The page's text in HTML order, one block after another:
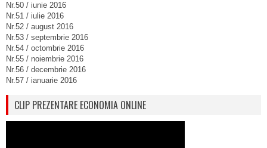
Nr.50 / iunie 2016
Nr.51 / iulie 2016
Nr.52 / august 2016
Nr.53 / septembrie 2016
Nr.54 / octombrie 2016
Nr.55 / noiembrie 2016
Nr.56 / decembrie 2016
Nr.57 / ianuarie 2016
CLIP PREZENTARE ECONOMIA ONLINE